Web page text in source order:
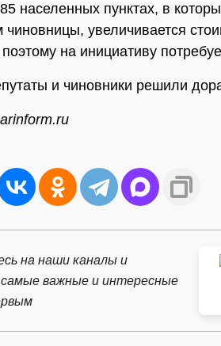
населенных пунктах, в
увеличивается
на инициативу
и чиновники решили
на наши каналы и
важные и интересные